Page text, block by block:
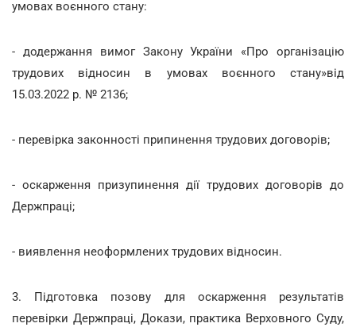
умовах воєнного стану:
- додержання вимог Закону України «Про організацію
трудових відносин в умовах воєнного стану»від
15.03.2022 р. № 2136;
- перевірка законності припинення трудових договорів;
- оскарження призупинення дії трудових договорів до
Держпраці;
- виявлення неоформлених трудових відносин.
3. Підготовка позову для оскарження результатів
перевірки Держпраці, Докази, практика Верховного Суду,